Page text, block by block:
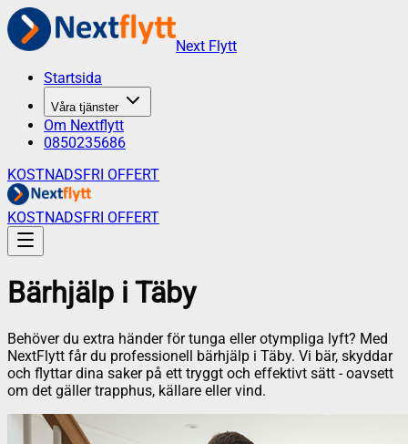
Next Flytt
Startsida
Våra tjänster
Om Nextflytt
0850235686
KOSTNADSFRI OFFERT
KOSTNADSFRI OFFERT
Bärhjälp i Täby
Behöver du extra händer för tunga eller otympliga lyft? Med
NextFlytt får du professionell bärhjälp i Täby. Vi bär, skyddar
och flyttar dina saker på ett tryggt och effektivt sätt - oavsett
om det gäller trapphus, källare eller vind.